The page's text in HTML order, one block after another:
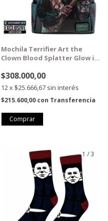
Mochila Terrifier Art the
Clown Blood Splatter Glow in
Entertainment Earth
Exclusive
$308.000,00
12x $25.666,67 sin interés
$215.600,00 con Transferencia
1 /3